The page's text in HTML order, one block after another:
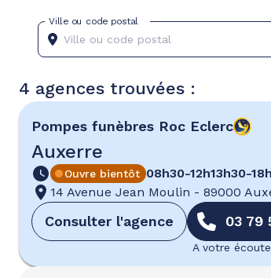
Ville ou code postal
4 agences trouvées :
Pompes funèbres Roc Eclerc
Auxerre
Ouvre bientôt 08h30-12h13h30-18h
14 Avenue Jean Moulin - 89000
Consulter l'agence 03 79
A votre